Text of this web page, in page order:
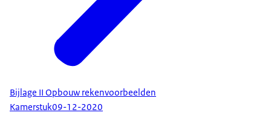
Bijlage II Opbouw rekenvoorbeelden
Kamerstuk09-12-2020